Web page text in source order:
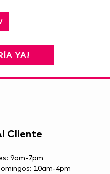
YA!
Cliente
9am-7pm
10am-4pm